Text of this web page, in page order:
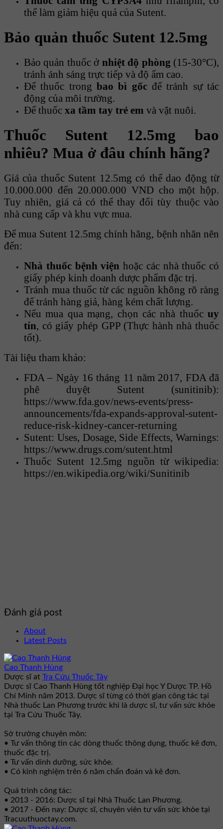
thể làm giảm hiệu quả của Sutent.
Bảo quản thuốc Sutent 12.5mg
Bảo quản thuốc ở nhiệt độ phòng (15-30°C),
tránh ánh sáng trực tiếp và độ ẩm cao.
Để thuốc trong bao bì gốcđể tránh sự tác
động của môi trường.
Để thuốc xa tầm tay trẻ em và vật nuôi.
Thuốc Sutent 12.5mg bao
nhiêu? Mua ở đâu chính hãng?
Giá của thuốc Sutent 12.5mg có thể dao động từ
10.000.000 đến 20.000.000 VND cho một hộp.
Tuy nhiên, giá cả có thể thay đổi tùy thuộc vào
nhà cung cấp và khu vực mua.
Để mua Sutent 12.5mg chính hãng, bệnh nhân nên
đến:
Nhà thuốc bệnh viện hoặc các nhà thuốc có
giấy phép kinh doanh dược phẩm đặc trị.
Tránh mua thuốc từ các nguồn không rõ ràng
để tránh hàng giả, hàng kém chất lượng.
Nếu mua qua mạng, chọn các nhà thuốc uy
tín, có giấy phép GPP (Thực hành nhà thuốc
tốt).
Tài liệu tham khảo:
FDA – Ngày 16 tháng 11 năm 2017, FDA đã
phê duyệt Sutent (sunitinib):
https://www.fda.gov/news-events/press-
announcements/fda-expands-approval-sutent-
reduce-risk-kidney-cancer-returning
Sutent: Uses, Dosage, Side Effects, Warnings:
https://www.drugs.com/sutent.html
Thuốc Sutent 12.5mg nguồn từ wikipedia:
https://en.wikipedia.org/wiki/Sunitinib
Đánh giá post
About
Latest Posts
Cao Thanh Hùng
Dược sĩ at Tra Cứu Thuốc Tây
Dược sĩ Cao Thanh Hùng tốt nghiệp Đại học Y Dược TP. Hồ
Chí Minh năm 2013. Dược sĩ từng có thời gian công tác tại
Nhà thuốc Lan Phương trước khi là dược sĩ, tư vấn sức khỏe
tại Tra Cứu Thuốc Tây.
Sở trưởng chuyên môn:
• Tư vấn thông tin các dòng thuốc thông dụng, thuốc kê đơn,
thuốc đặc trị.
• Tư vấn dinh dưỡng, sức khỏe.
• Có kinh nghiệm trên 6 năm chẩn đoán và kê đơn.
Quá trình công tác:
• 2013 - 2016: Dược sĩ tại Nhà Thuốc Lan Phương.
• 2017 - Đến nay: Dược sĩ, chuyên viên tư vấn sức khỏe tại
Tracuuthuoctay.com.